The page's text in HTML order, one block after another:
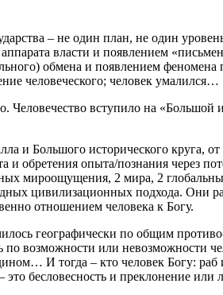
– не один план, не один
власти и появлением
обмена и появлением
человеческого; человек умалился…
Человечество вступило на «Большой
и Большого исторического круга,
и обретения опыта/познания через
мироощущения, 2 мира, 2
цивилизационных подхода. Они
отношением человека к Богу.
географически по общим
по возможности или невозможности
И тогда – кто человек Богу: раб
это бесловесность и преклонение или